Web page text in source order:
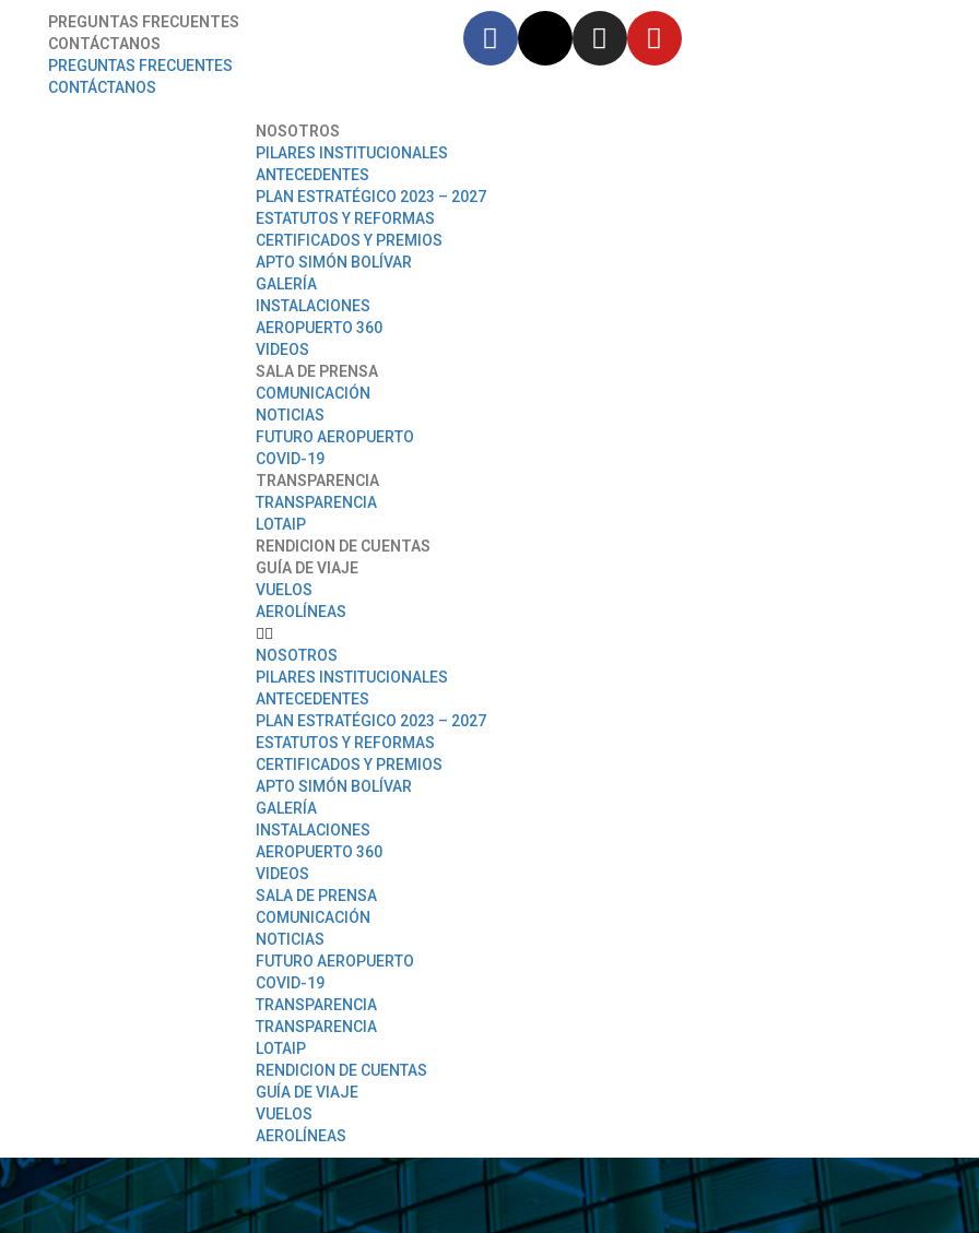
PREGUNTAS FRECUENTES
CONTÁCTANOS
PREGUNTAS FRECUENTES
CONTÁCTANOS
NOSOTROS
PILARES INSTITUCIONALES
ANTECEDENTES
PLAN ESTRATÉGICO 2023 – 2027
ESTATUTOS Y REFORMAS
CERTIFICADOS Y PREMIOS
APTO SIMÓN BOLÍVAR
GALERÍA
INSTALACIONES
AEROPUERTO 360
VIDEOS
SALA DE PRENSA
COMUNICACIÓN
NOTICIAS
FUTURO AEROPUERTO
COVID-19
TRANSPARENCIA
TRANSPARENCIA
LOTAIP
RENDICION DE CUENTAS
GUÍA DE VIAJE
VUELOS
AEROLÍNEAS
NOSOTROS
PILARES INSTITUCIONALES
ANTECEDENTES
PLAN ESTRATÉGICO 2023 – 2027
ESTATUTOS Y REFORMAS
CERTIFICADOS Y PREMIOS
APTO SIMÓN BOLÍVAR
GALERÍA
INSTALACIONES
AEROPUERTO 360
VIDEOS
SALA DE PRENSA
COMUNICACIÓN
NOTICIAS
FUTURO AEROPUERTO
COVID-19
TRANSPARENCIA
TRANSPARENCIA
LOTAIP
RENDICION DE CUENTAS
GUÍA DE VIAJE
VUELOS
AEROLÍNEAS